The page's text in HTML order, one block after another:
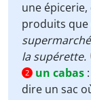
une
produits que
la supérette.
2 un cabas :
dire un sac